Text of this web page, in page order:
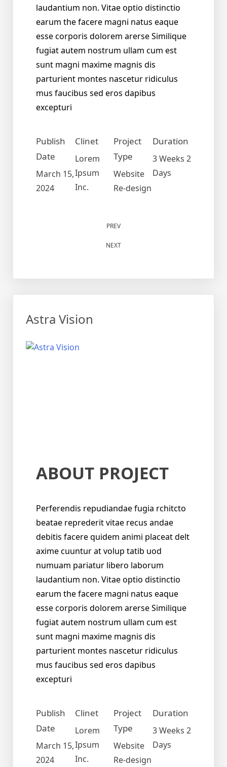
laudantium non. Vitae optio distinctio
earum the facere magni natus eaque
esse corporis dolorem arerse Similique
fugiat autem nostrum ullam cum est
sunt magni maxime magnis dis
parturient montes nascetur ridiculus
mus faucibus sed eros dapibus
excepturi
Publish
Date
March 15,
2024
Clinet
Lorem
Ipsum
Inc.
Project
Type
Website
Re-design
Duration
3 Weeks 2
Days
PREV
NEXT
Astra Vision
ABOUT PROJECT
Perferendis repudiandae fugia rchitcto
beatae reprederit vitae recus andae
debitis facere quidem animi placeat delt
axime cuuntur at volup tatib uod
numuam pariatur libero laborum
laudantium non. Vitae optio distinctio
earum the facere magni natus eaque
esse corporis dolorem arerse Similique
fugiat autem nostrum ullam cum est
sunt magni maxime magnis dis
parturient montes nascetur ridiculus
mus faucibus sed eros dapibus
excepturi
Publish
Date
March 15,
2024
Clinet
Lorem
Ipsum
Inc.
Project
Type
Website
Re-design
Duration
3 Weeks 2
Days